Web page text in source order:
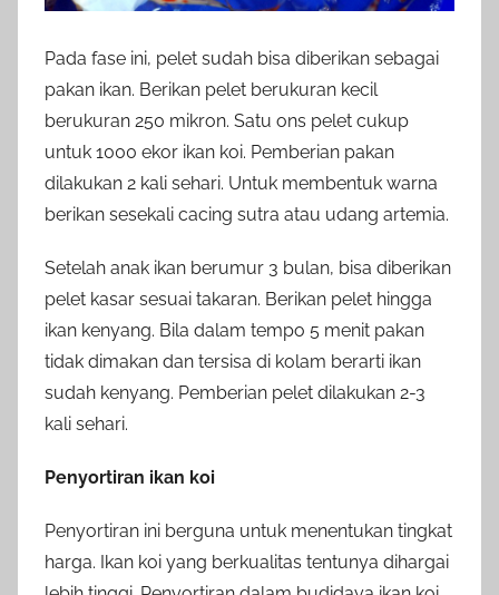
Pada fase ini, pelet sudah bisa diberikan sebagai
pakan ikan. Berikan pelet berukuran kecil
berukuran 250 mikron. Satu ons pelet cukup
untuk 1000 ekor ikan koi. Pemberian pakan
dilakukan 2 kali sehari. Untuk membentuk warna
berikan sesekali cacing sutra atau udang artemia.
Setelah anak ikan berumur 3 bulan, bisa diberikan
pelet kasar sesuai takaran. Berikan pelet hingga
ikan kenyang. Bila dalam tempo 5 menit pakan
tidak dimakan dan tersisa di kolam berarti ikan
sudah kenyang. Pemberian pelet dilakukan 2-3
kali sehari.
Penyortiran ikan koi
Penyortiran ini berguna untuk menentukan tingkat
harga. Ikan koi yang berkualitas tentunya dihargai